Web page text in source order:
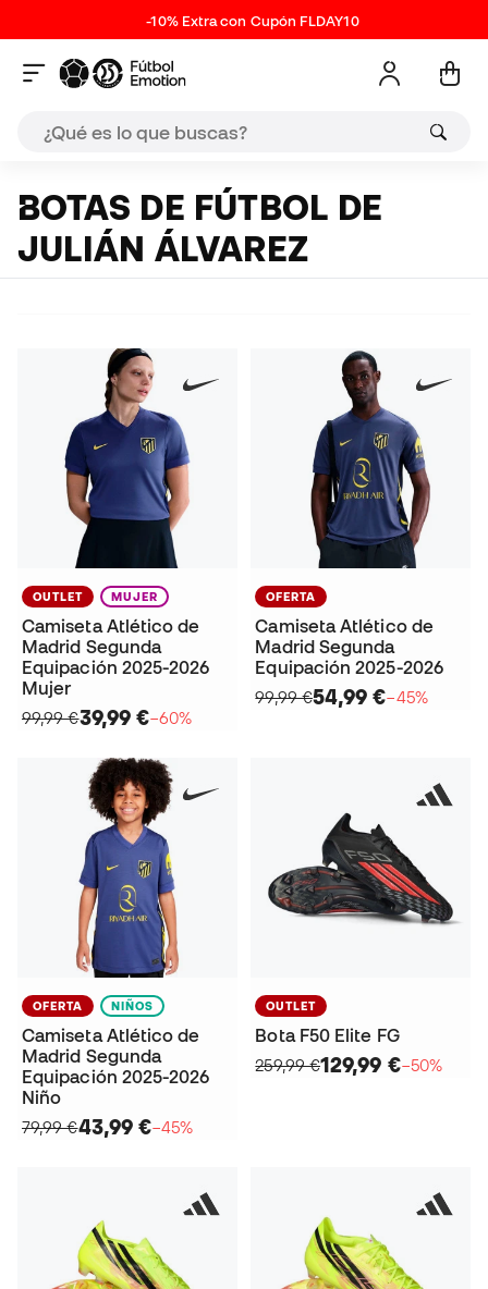
-10% Extra con Cupón FLDAY10
BOTAS DE FÚTBOL DE
JULIÁN ÁLVAREZ
OUTLET MUJER
Camiseta Atlético de
Madrid Segunda
Equipación 2025-2026
Mujer
99,99 €39,99 €−60%
OFERTA
Camiseta Atlético de
Madrid Segunda
Equipación 2025-2026
99,99 €54,99 €−45%
OFERTA NIÑOS
Camiseta Atlético de
Madrid Segunda
Equipación 2025-2026
Niño
79,99 €43,99 €−45%
OUTLET
Bota F50 Elite FG
259,99 €129,99 €−50%